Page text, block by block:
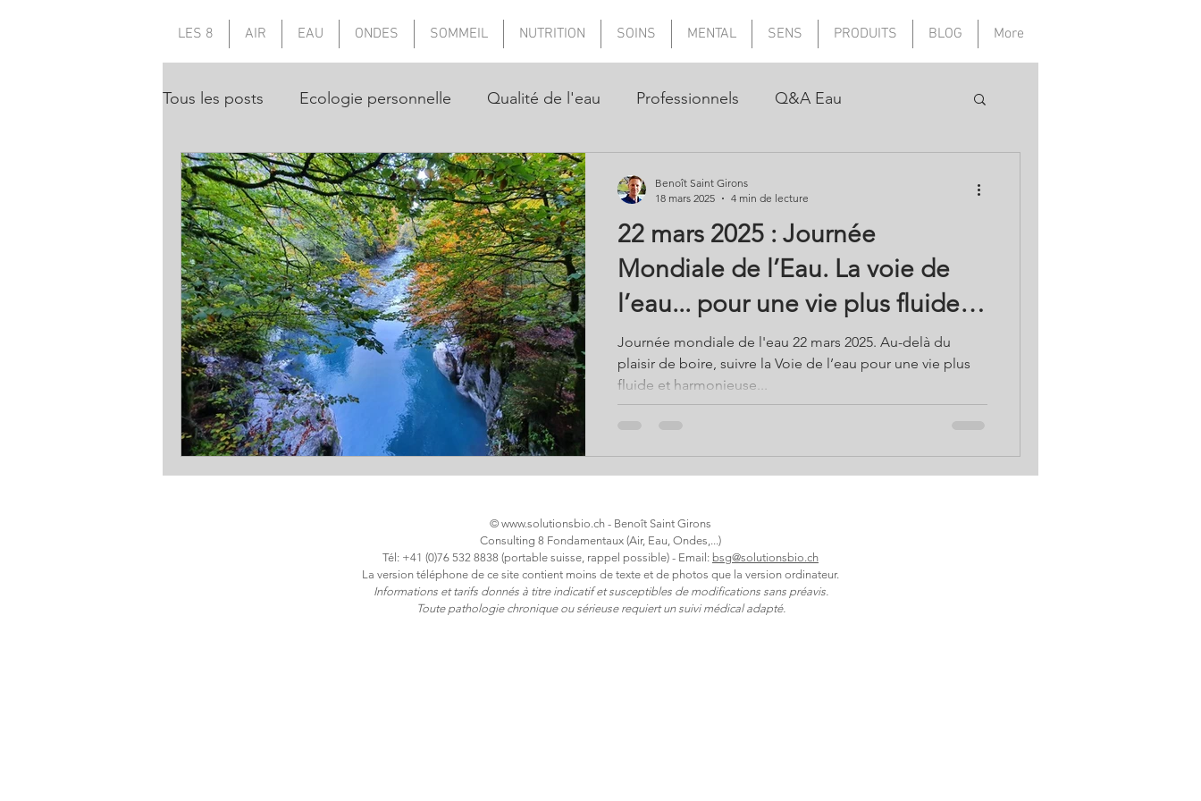
LES 8 AIR EAU ONDES SOMMEIL NUTRITION SOINS MENTAL SENS PRODUITS BLOG More
Tous les posts Ecologie personnelle Qualité de l'eau Professionnels Q&A Eau
22 mars 2025 : Journée
Mondiale de l’Eau. La voie de
l’eau... pour une vie plus fluide
et harmonieuse!
Journée mondiale de l'eau 22 mars 2025. Au-delà du
plaisir de boire, suivre la Voie de l’eau pour une vie plus
fluide et harmonieuse...
Benoît Saint Girons
18 mars 2025
4 min de lecture
© www.solutionsbio.ch - Benoît Saint Girons
Consulting 8 Fondamentaux (Air, Eau, Ondes,...)
Tél: +41 (0)76 532 8838 (portable suisse, rappel possible) - Email: bsg@solutionsbio.ch
La version téléphone de ce site contient moins de texte et de photos que la version ordinateur.
​Informations et tarifs donnés à titre indicatif et susceptibles de modifications sans préavis.
Toute pathologie chronique ou sérieuse requiert un suivi médical adapté.